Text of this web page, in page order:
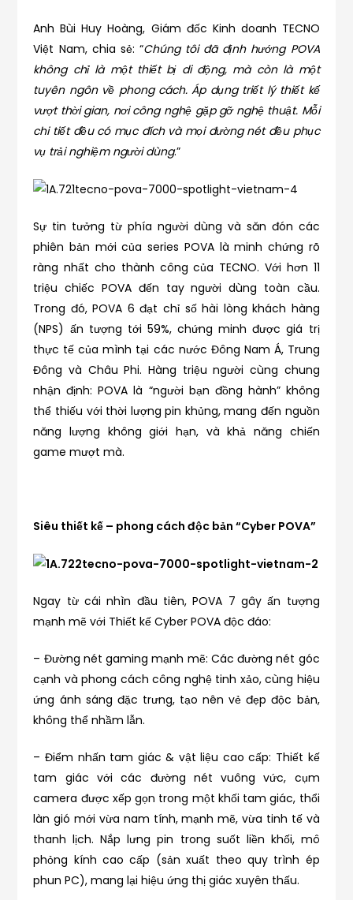
Anh Bùi Huy Hoàng, Giám đốc Kinh doanh TECNO
Việt Nam, chia sẻ: “Chúng tôi đã định hướng POVA
không chỉ là một thiết bị di động, mà còn là một
tuyên ngôn về phong cách. Áp dụng triết lý thiết kế
vượt thời gian, nơi công nghệ gặp gỡ nghệ thuật. Mỗi
chi tiết đều có mục đích và mọi đường nét đều phục
vụ trải nghiệm người dùng.”
Sự tin tưởng từ phía người dùng và săn đón các
phiên bản mới của series POVA là minh chứng rõ
ràng nhất cho thành công của TECNO. Với hơn 11
triệu chiếc POVA đến tay người dùng toàn cầu.
Trong đó, POVA 6 đạt chỉ số hài lòng khách hàng
(NPS) ấn tượng tới 59%, chứng minh được giá trị
thực tế của mình tại các nước Đông Nam Á, Trung
Đông và Châu Phi. Hàng triệu người cùng chung
nhận định: POVA là “người bạn đồng hành” không
thể thiếu với thời lượng pin khủng, mang đến nguồn
năng lượng không giới hạn, và khả năng chiến
game mượt mà.
Siêu thiết kế – phong cách độc bản “Cyber POVA”
Ngay từ cái nhìn đầu tiên, POVA 7 gây ấn tượng
mạnh mẽ với Thiết kế Cyber POVA độc đáo:
– Đường nét gaming mạnh mẽ: Các đường nét góc
cạnh và phong cách công nghệ tinh xảo, cùng hiệu
ứng ánh sáng đặc trưng, tạo nên vẻ đẹp độc bản,
không thể nhầm lẫn.
– Điểm nhấn tam giác & vật liệu cao cấp: Thiết kế
tam giác với các đường nét vuông vức, cụm
camera được xếp gọn trong một khối tam giác, thổi
làn gió mới vừa nam tính, mạnh mẽ, vừa tinh tế và
thanh lịch. Nắp lưng pin trong suốt liền khối, mô
phỏng kính cao cấp (sản xuất theo quy trình ép
phun PC), mang lại hiệu ứng thị giác xuyên thấu.